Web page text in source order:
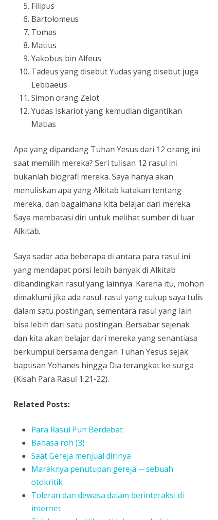
Filipus
Bartolomeus
Tomas
Matius
Yakobus bin Alfeus
Tadeus yang disebut Yudas yang disebut juga
Lebbaeus
Simon orang Zelot
Yudas Iskariot yang kemudian digantikan
Matias
Apa yang dipandang Tuhan Yesus dari 12 orang ini
saat memilih mereka? Seri tulisan 12 rasul ini
bukanlah biografi mereka. Saya hanya akan
menuliskan apa yang Alkitab katakan tentang
mereka, dan bagaimana kita belajar dari mereka.
Saya membatasi diri untuk melihat sumber di luar
Alkitab.
Saya sadar ada beberapa di antara para rasul ini
yang mendapat porsi lebih banyak di Alkitab
dibandingkan rasul yang lainnya. Karena itu, mohon
dimaklumi jika ada rasul-rasul yang cukup saya tulis
dalam satu postingan, sementara rasul yang lain
bisa lebih dari satu postingan. Bersabar sejenak
dan kita akan belajar dari mereka yang senantiasa
berkumpul bersama dengan Tuhan Yesus sejak
baptisan Yohanes hingga Dia terangkat ke surga
(Kisah Para Rasul 1:21-22).
Related Posts:
Para Rasul Pun Berdebat
Bahasa roh (3)
Saat Gereja menjual dirinya
Maraknya penutupan gereja -- sebuah
otokritik
Toleran dan dewasa dalam berinteraksi di
internet